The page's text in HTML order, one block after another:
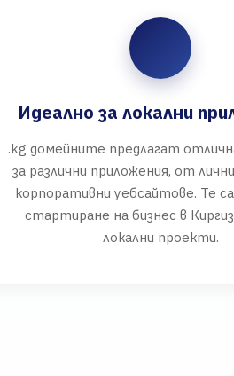
Идеално за локални
.kg домейните предлагат
за различни приложения, от
корпоративни уебсайтове. Те
стартиране на бизнес в
локални проекти.